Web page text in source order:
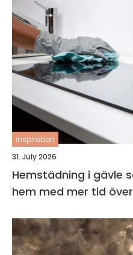
inspiration
31. July 2026
Hemstädning i gävle så skapar du ett rent
hem med mer tid över